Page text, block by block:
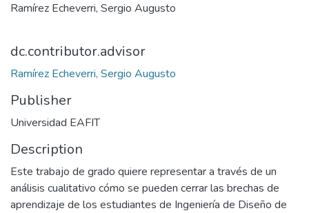
Ramírez Echeverri, Sergio Augusto
dc.contributor.advisor
Ramírez Echeverri, Sergio Augusto
Publisher
Universidad EAFIT
Description
Este trabajo de grado quiere representar a través de un
análisis cualitativo cómo se pueden cerrar las brechas de
aprendizaje de los estudiantes de Ingeniería de Diseño de